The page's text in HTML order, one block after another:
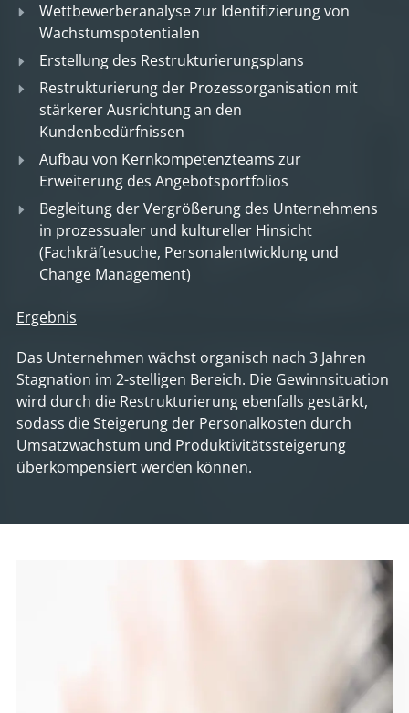
Wettbewerberanalyse zur Identifizierung von
Wachstumspotentialen
Erstellung des Restrukturierungsplans
Restrukturierung der Prozessorganisation mit
stärkerer Ausrichtung an den
Kundenbedürfnissen
Aufbau von Kernkompetenzteams zur
Erweiterung des Angebotsportfolios
Begleitung der Vergrößerung des Unternehmens
in prozessualer und kultureller Hinsicht
(Fachkräftesuche, Personalentwicklung und
Change Management)
Ergebnis
Das Unternehmen wächst organisch nach 3 Jahren
Stagnation im 2-stelligen Bereich. Die Gewinnsituation
wird durch die Restrukturierung ebenfalls gestärkt,
sodass die Steigerung der Personalkosten durch
Umsatzwachstum und Produktivitätssteigerung
überkompensiert werden können.